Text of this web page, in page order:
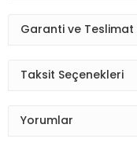
Garanti ve Teslimat
Taksit Seçenekleri
Yorumlar